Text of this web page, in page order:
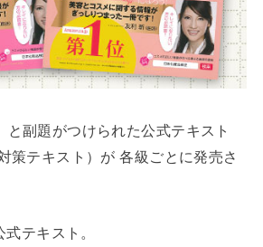
と副題がつけられた公式テキスト
策テキスト）が 各級ごとに発売さ
テキスト。